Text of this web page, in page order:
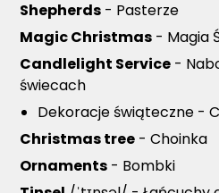
Shepherds - Pasterze
Magic Christmas - Magia
Candlelight Service -
świecach
Dekoracje świąteczne -
Christmas tree - Choinka
Ornaments - Bombki